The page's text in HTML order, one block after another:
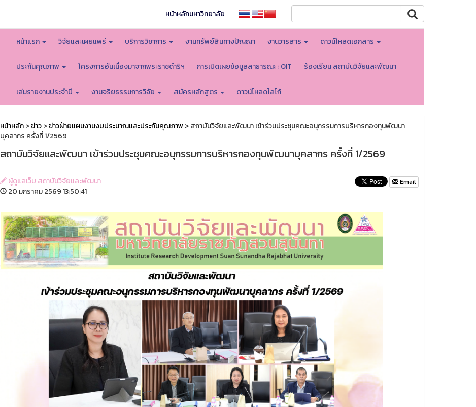
หน้าหลักมหาวิทยาลัย
หน้าแรก วิจัยและเผยแพร่ บริการวิชาการ งานทรัพย์สินทางปัญญา งานวารสาร ดาวน์โหลดเอกสาร
ประกันคุณภาพ โครงการอันเนื่องมาจากพระราชดำริฯ การเปิดเผยข้อมูลสาธารณะ : OIT ร้องเรียน สถาบันวิจัยและพัฒนา
เล่มรายงานประจำปี งานจริยธรรมการวิจัย สมัครหลักสูตร ดาวน์โหลดโลโก้
หน้าหลัก>ข่าว>ข่าวฝ่ายแผนงานงบประมาณและประกันคุณภาพ > สถาบันวิจัยและพัฒนา เข้าร่วมประชุมคณะอนุกรรมการบริหารกองทุนพัฒนา
บุคลากร ครั้งที่ 1/2569
สถาบันวิจัยและพัฒนา เข้าร่วมประชุมคณะอนุกรรมการบริหารกองทุนพัฒนาบุคลากร ครั้งที่ 1/2569
ผู้ดูแลเว็บ สถาบันวิจัยและพัฒนา
20 มกราคม 2569 13:50:41
Email